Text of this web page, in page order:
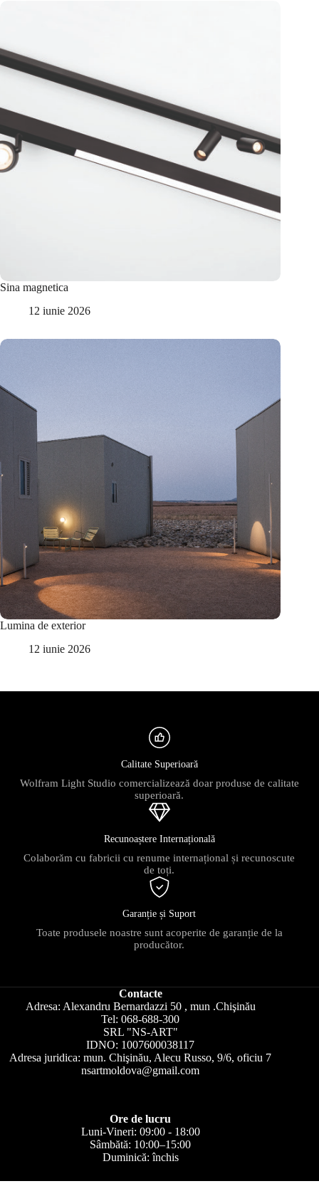
Sina magnetica
12 iunie 2026
Lumina de exterior
12 iunie 2026
Calitate Superioară
Wolfram Light Studio comercializează doar produse de calitate
superioară.
Recunoaștere Internațională
Colaborăm cu fabricii cu renume internațional și recunoscute
de toți.
Garanție și Suport
Toate produsele noastre sunt acoperite de garanție de la
producător.
Contacte
Adresa: Alexandru Bernardazzi 50 , mun .Chişinău
Tel: 068-688-300
SRL "NS-ART"
IDNO: 1007600038117
Adresa juridica: mun. Chişinău, Alecu Russo, 9/6, oficiu 7
nsartmoldova@gmail.com
Ore de lucru
Luni-Vineri: 09:00 - 18:00
Sâmbătă: 10:00–15:00
Duminică: închis